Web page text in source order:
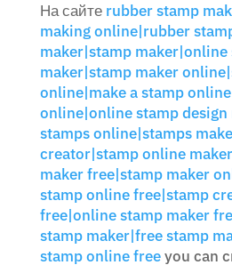
На сайте rubber stamp
making online|rubber
maker|stamp maker|online
maker|stamp maker
online|make a stamp
online|online stamp design
stamps online|stamps
creator|stamp online
maker free|stamp maker
stamp online free|stamp
free|online stamp maker
stamp maker|free stamp
stamp online freeyou can